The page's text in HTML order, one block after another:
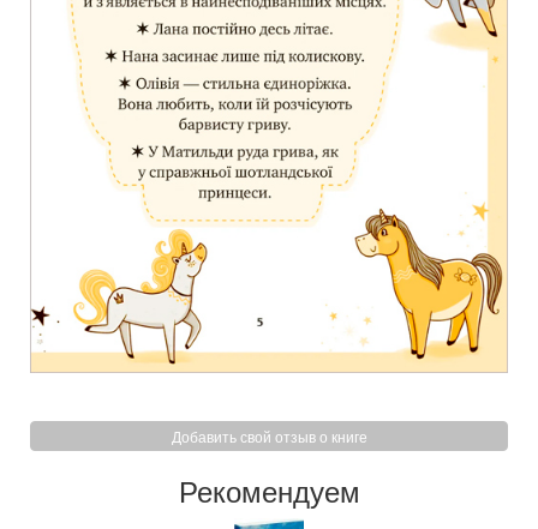
Добавить свой отзыв о книге
Рекомендуем